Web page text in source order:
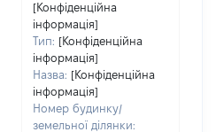
[Конфіденційна
інформація]
Тип: [Конфіденційна
інформація]
Назва: [Конфіденційна
інформація]
Номер будинку/
земельної ділянки: